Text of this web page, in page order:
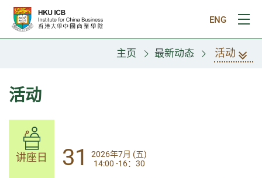
跳往主要内容
ENG
打
主页 最新动态 活动
活动
讲座日 31
2026年7月 (五)
14:00-17:30
讲座日 31
2026年7月 (五)
14:00 -16：30